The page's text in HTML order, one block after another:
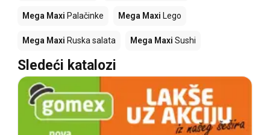
Mega Maxi Palačinke Mega Maxi Lego
Mega Maxi Ruska salata Mega Maxi Sushi
Sledeći katalozi